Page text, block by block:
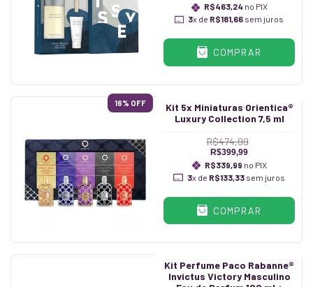
R$463,24 no PIX
3x de R$181,66 sem juros
COMPRAR
16% OFF
Kit 5x Miniaturas Orientica®
Luxury Collection 7,5 ml
R$474,99
R$399,99
R$339,99 no PIX
3x de R$133,33sem juros
COMPRAR
Kit Perfume Paco Rabanne®
Invictus Victory Masculino